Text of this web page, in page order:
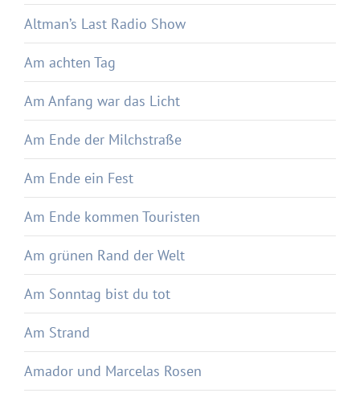
Altman’s Last Radio Show
Am achten Tag
Am Anfang war das Licht
Am Ende der Milchstraße
Am Ende ein Fest
Am Ende kommen Touristen
Am grünen Rand der Welt
Am Sonntag bist du tot
Am Strand
Amador und Marcelas Rosen